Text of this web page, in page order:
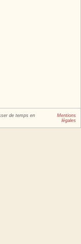
de temps en
Mentions
légales